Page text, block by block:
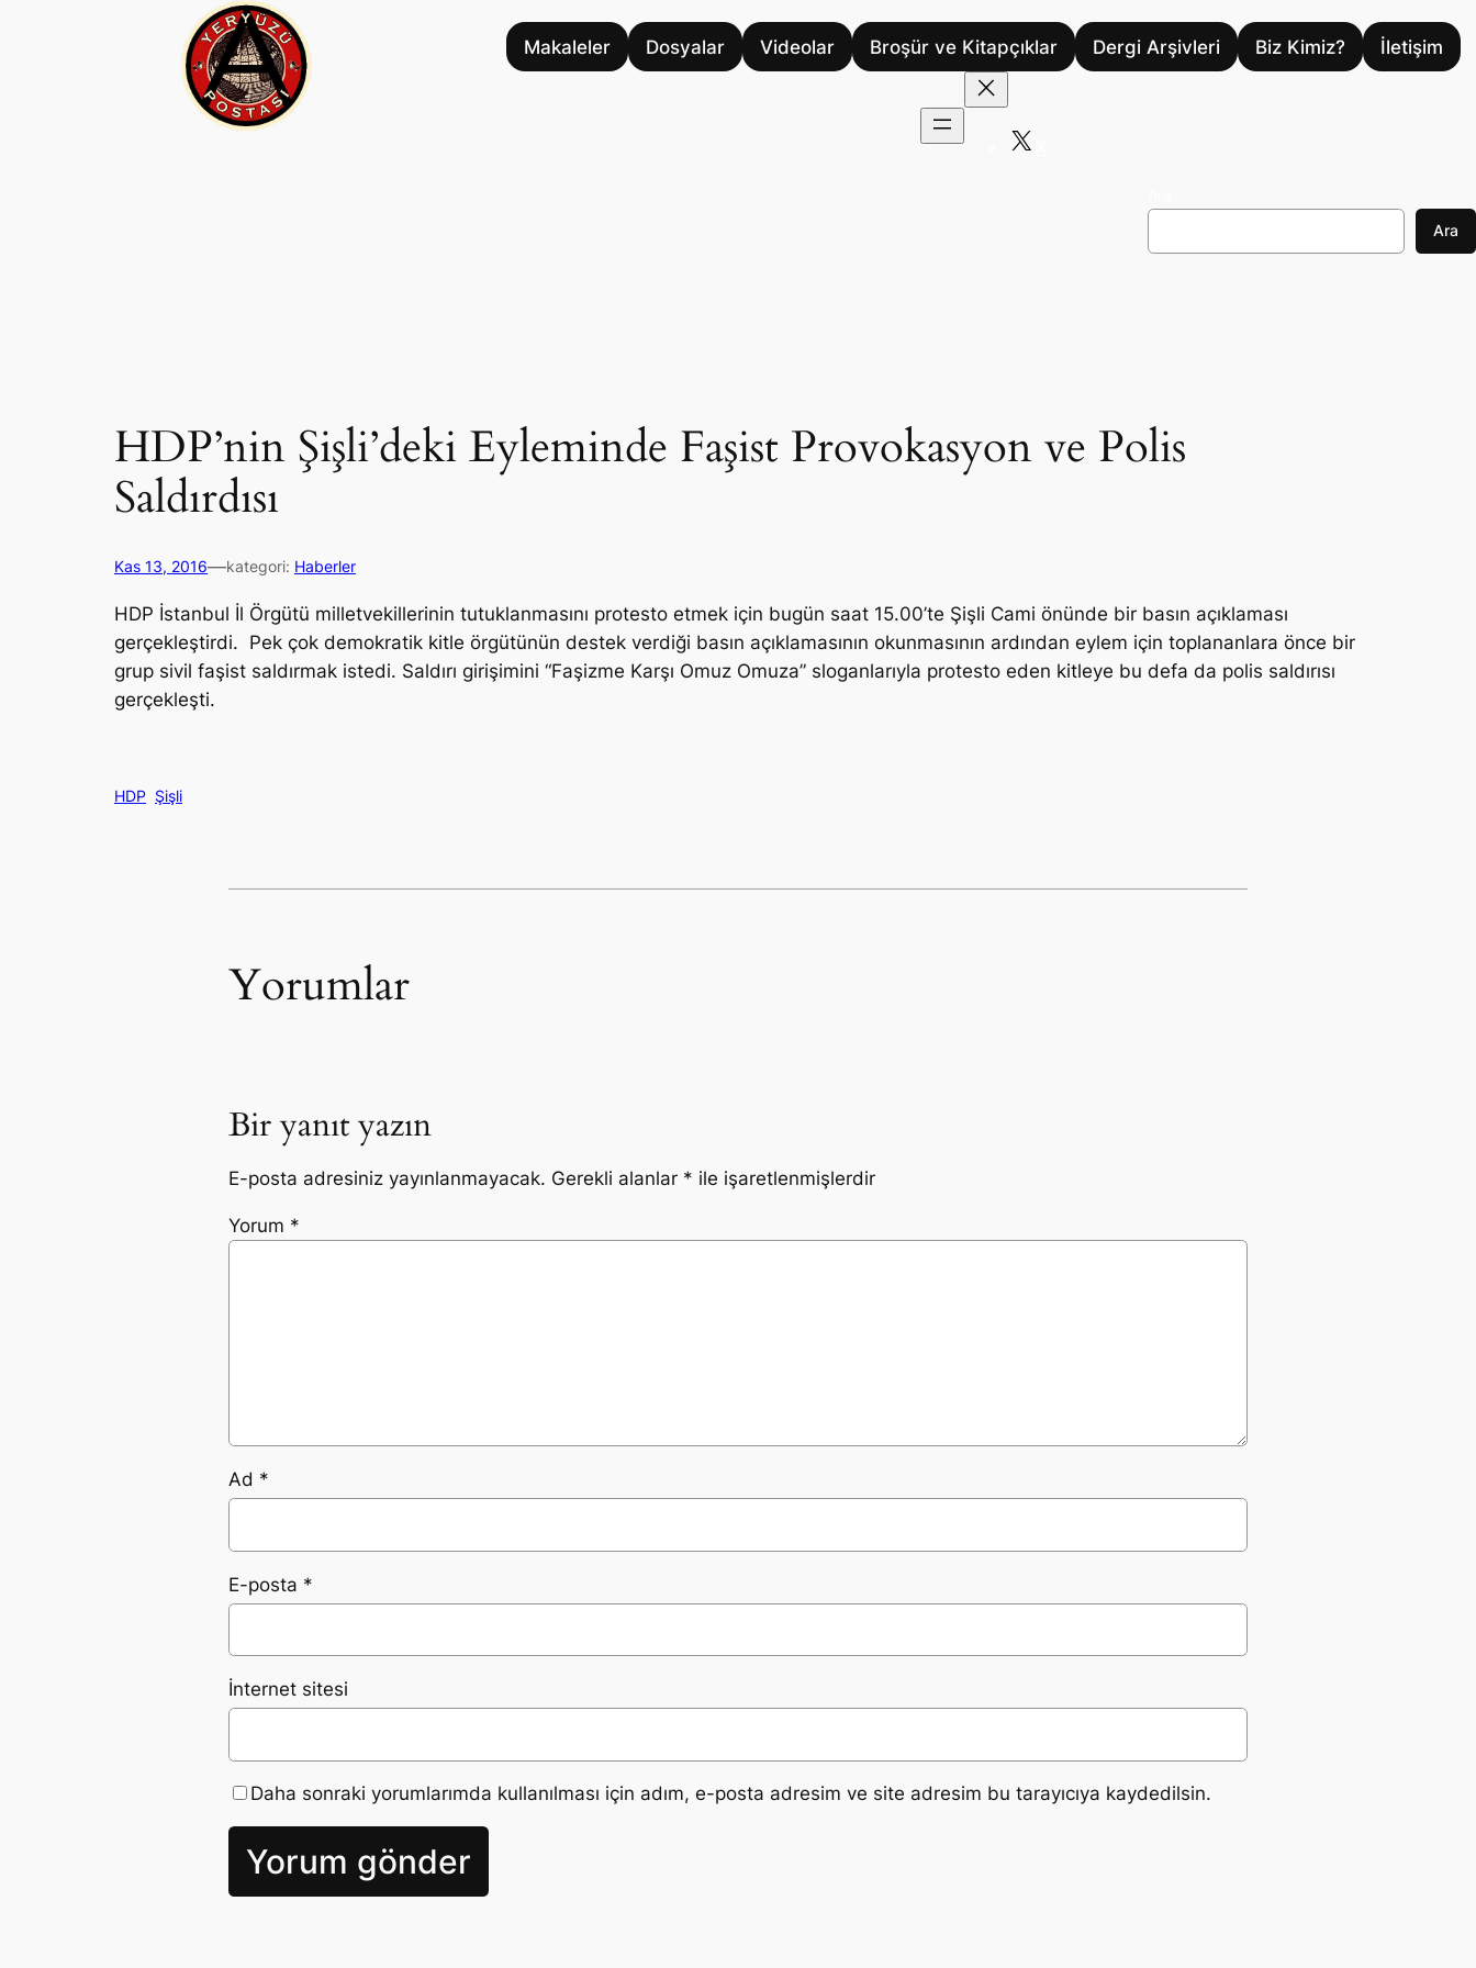
Makaleler Dosyalar Videolar Broşür ve Kitapçıklar Dergi Arşivleri Biz Kimiz? İletişim
Ara
HDP’nin Şişli’deki Eyleminde Faşist Provokasyon ve Polis
Saldırdısı
Kas 13, 2016—kategori: Haberler
HDP İstanbul İl Örgütü milletvekillerinin tutuklanmasını protesto etmek için bugün saat 15.00’te Şişli Cami önünde bir basın açıklaması
gerçekleştirdi. Pek çok demokratik kitle örgütünün destek verdiği basın açıklamasının okunmasının ardından eylem için toplananlara önce bir
grup sivil faşist saldırmak istedi. Saldırı girişimini “Faşizme Karşı Omuz Omuza” sloganlarıyla protesto eden kitleye bu defa da polis saldırısı
gerçekleşti.
HDP Şişli
Yorumlar
Bir yanıt yazın
E-posta adresiniz yayınlanmayacak. Gerekli alanlar * ile işaretlenmişlerdir
Yorum *
Ad *
E-posta *
İnternet sitesi
Daha sonraki yorumlarımda kullanılması için adım, e-posta adresim ve site adresim bu tarayıcıya kaydedilsin.